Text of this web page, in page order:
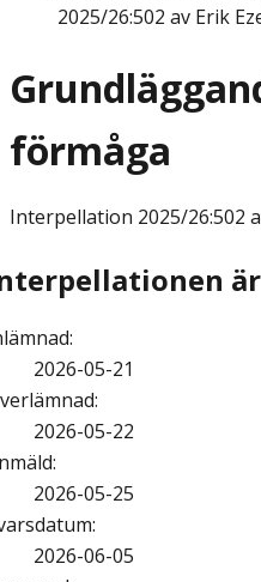
2025/26:502 av Erik
förmåga
Interpellation 2025/26:502
:
2026-05-21
:
2026-05-22
:
2026-05-25
:
2026-06-05